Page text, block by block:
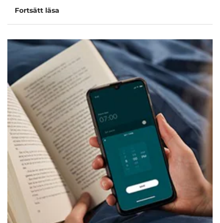
Fortsätt läsa